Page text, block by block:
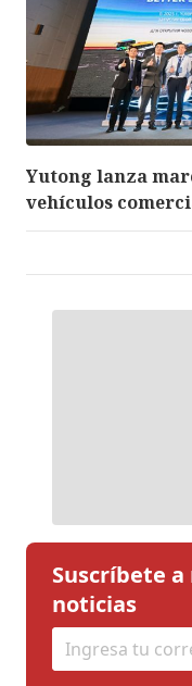
Yutong lanza
vehículos
Suscríbete
noticias